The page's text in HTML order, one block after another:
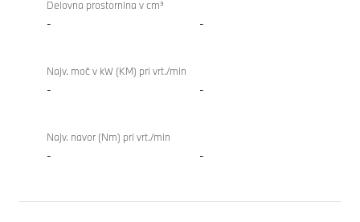
TurboDelovna prostornina v cm³
- -
Najv. moč v kW (KM) pri vrt./min
- -
Najv. navor (Nm) pri vrt./min
- -